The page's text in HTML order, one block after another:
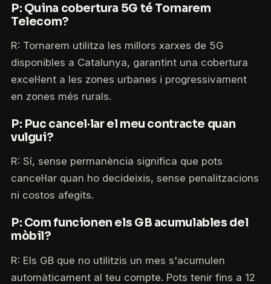
P: Quina cobertura 5G té Tornarem
Telecom?
R: Tornarem utilitza les millors xarxes de 5G
disponibles a Catalunya, garantint una cobertura
excel·lent a les zones urbanes i progressivament
en zones més rurals.
P: Puc cancel·lar el meu contracte quan
vulgui?
R: Sí, sense permanència significa que pots
cancel·lar quan ho decideixis, sense penalitzacions
ni costos afegits.
P: Com funcionen els GB acumulables del
mòbil?
R: Els GB que no utilitzis un mes s'acumulen
automàticament al teu compte. Pots tenir fins a 12